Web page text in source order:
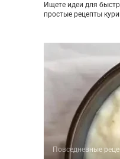
Ищете идеи для
простые рецепты
Повседневные